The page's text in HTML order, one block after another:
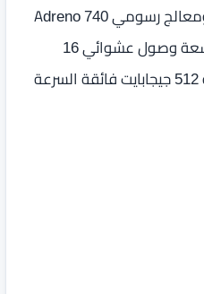
Gen 2 بدقة تصنيع 4 نانوميتر ومعالج رسومي Adreno 740
مع نظام تشغيل أندرويد 13 وسعة وصول عشوائي 16
جيجارام مع ذاكرة تخزين داخلية 512 جيجابايت فائقة السرعة